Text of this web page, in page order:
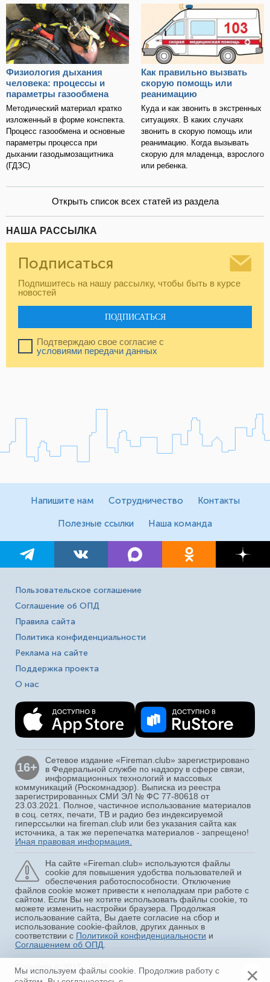
Физиология дыхания
человека: процессы и
параметры газообмена
Методический материал кратко
изложенный в форме конспекта.
Процесс газообмена и основные
параметры процесса при
дыхании газодымозащитника
(ГДЗС)
Как правильно вызвать
скорую помощь или
реанимацию
Куда и как звонить в экстренных
ситуациях. В каких случаях
звонить в скорую помощь или
реанимацию. Когда вызывать
скорую для младенца, взрослого
или ребенка.
Открыть список всех статей из раздела
НАША РАССЫЛКА
Подписаться
Подпишитесь на нашу рассылку, чтобы быть в курсе
новостей
ПОДПИСАТЬСЯ
Подтверждаю свое согласие с
условиями передачи данных
Напишите нам Сотрудничество Контакты
Полезные ссылки Наша команда
Пользовательское соглашение
Соглашение об ОПД
Правила сайта
Политика конфиденциальности
Реклама на сайте
Поддержка проекта
О нас
16+
Сетевое издание «Fireman.club» зарегистрировано
в Федеральной службе по надзору в сфере связи,
информационных технологий и массовых
коммуникаций (Роскомнадзор). Выписка из реестра
зарегистрированных СМИ ЭЛ № ФС 77-80618 от
23.03.2021. Полное, частичное использование материалов
в соц. сетях, печати, ТВ и радио без индексируемой
гиперссылки на fireman.club или без указания сайта как
источника, а так же перепечатка материалов - запрещено!
Иная правовая информация.
На сайте «Fireman.club» используются файлы
cookie для повышения удобства пользователей и
обеспечения работоспособности. Отключение
файлов cookie может привести к неполадкам при работе с
сайтом. Если Вы не хотите использовать файлы cookie, то
можете изменить настройки браузера. Продолжая
использование сайта, Вы даете согласие на сбор и
использование cookie-файлов, других данных в
соответствии с Политикой конфиденциальности и
Соглашением об ОПД
Copyright © 2015 - 2026
«Fireman.club»
Мы используем файлы cookie. Продолжив работу с
×